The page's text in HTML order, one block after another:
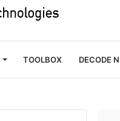
TOOLBOX DECODE